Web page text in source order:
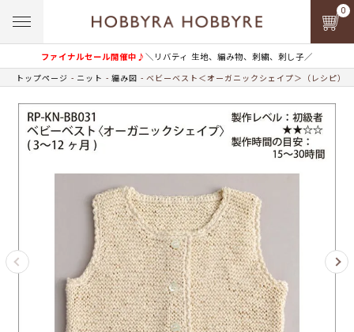
ファイナルセール開催中♪＼リバティ 生地、編み物、刺繍、刺し子／
0
トップページ ニット 編み図 ベビーベスト＜オーガニックシェイプ＞（レシピ）